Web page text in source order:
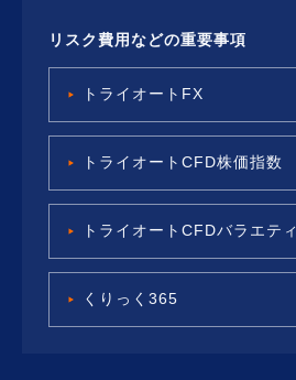
リスク費用などの重要事項
トライオートFX
トライオートCFD株価指数
トライオートCFDバラエティ
くりっく365